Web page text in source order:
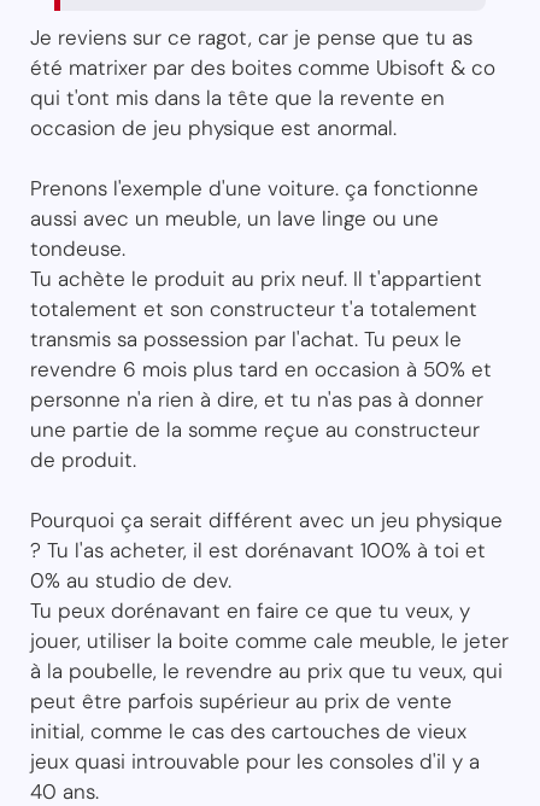
Je reviens sur ce ragot, car je pense que tu as
été matrixer par des boites comme Ubisoft & co
qui t'ont mis dans la tête que la revente en
occasion de jeu physique est anormal.
Prenons l'exemple d'une voiture. ça fonctionne
aussi avec un meuble, un lave linge ou une
tondeuse.
Tu achète le produit au prix neuf. Il t'appartient
totalement et son constructeur t'a totalement
transmis sa possession par l'achat. Tu peux le
revendre 6 mois plus tard en occasion à 50% et
personne n'a rien à dire, et tu n'as pas à donner
une partie de la somme reçue au constructeur
de produit.
Pourquoi ça serait différent avec un jeu physique
? Tu l'as acheter, il est dorénavant 100% à toi et
0% au studio de dev.
Tu peux dorénavant en faire ce que tu veux, y
jouer, utiliser la boite comme cale meuble, le jeter
à la poubelle, le revendre au prix que tu veux, qui
peut être parfois supérieur au prix de vente
initial, comme le cas des cartouches de vieux
jeux quasi introuvable pour les consoles d'il y a
40 ans.